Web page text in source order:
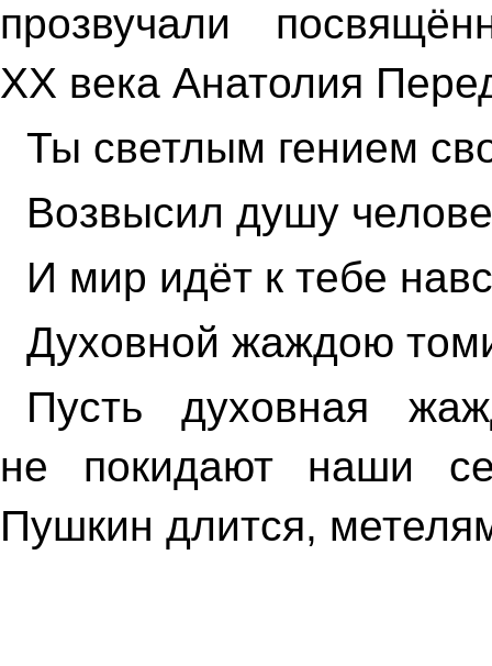
прозвучали
XX века Анатолия
Ты светлым гением
Возвысил душу
И мир идёт к тебе
Духовной жаждою
Пусть духовная
не покидают наши
Пушкин длится,